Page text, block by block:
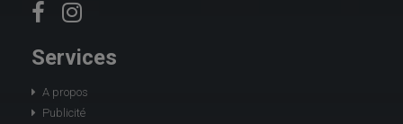
Services
A propos
Publicité